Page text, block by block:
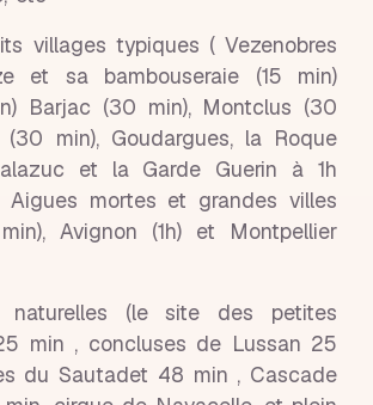
villages typiques ( Vezenobres
et sa bambouseraie (15 min)
Barjac (30 min), Montclus (30
(30 min), Goudargues, la Roque
et la Garde Guerin à 1h
Aigues mortes et grandes villes
Avignon (1h) et Montpellier
naturelles (le site des petites
min , concluses de Lussan 25
du Sautadet 48 min , Cascade